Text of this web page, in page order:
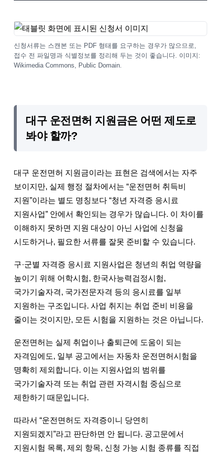
신청서류는 스캔본 또는 PDF 형태를 요구하는 경우가 많으므로,
접수 전 파일명과 식별정보를 정리해 두는 것이 좋습니다. 이미지:
Wikimedia Commons, Public Domain.
대구 운전면허 지원금은 어떤 제도로
봐야 할까?
대구 운전면허 지원금이라는 표현은 검색에서는 자주
보이지만, 실제 행정 절차에서는 “운전면허 취득비
지원”이라는 별도 명칭보다 “청년 자격증 응시료
지원사업” 안에서 확인되는 경우가 많습니다. 이 차이를
이해하지 못하면 지원 대상이 아닌 사업에 신청을
시도하거나, 필요한 서류를 잘못 준비할 수 있습니다.
구·군별 자격증 응시료 지원사업은 청년의 취업 역량을
높이기 위해 어학시험, 한국사능력검정시험,
국가기술자격, 국가전문자격 등의 응시료를 일부
지원하는 구조입니다. 사업 취지는 취업 준비 비용을
줄이는 것이지만, 모든 시험을 지원하는 것은 아닙니다.
운전면허는 실제 취업이나 출퇴근에 도움이 되는
자격임에도, 일부 공고에서는 자동차 운전면허시험을
명확히 제외합니다. 이는 지원사업의 범위를
국가기술자격 또는 취업 관련 자격시험 중심으로
제한하기 때문입니다.
따라서 “운전면허도 자격증이니 당연히
지원되겠지”라고 판단하면 안 됩니다. 공고문에서
지원시험 목록, 제외 항목, 신청 가능 시험 종류를 직접